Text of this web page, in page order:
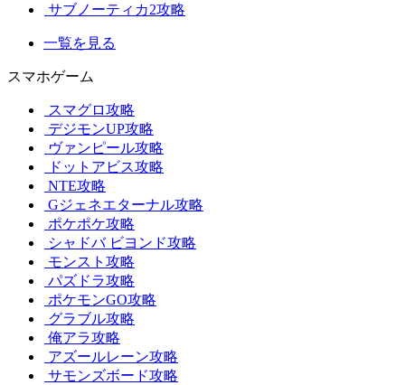
サブノーティカ2攻略
一覧を見る
スマホゲーム
スマグロ攻略
デジモンUP攻略
ヴァンピール攻略
ドットアビス攻略
NTE攻略
Gジェネエターナル攻略
ポケポケ攻略
シャドバ ビヨンド攻略
モンスト攻略
パズドラ攻略
ポケモンGO攻略
グラブル攻略
俺アラ攻略
アズールレーン攻略
サモンズボード攻略